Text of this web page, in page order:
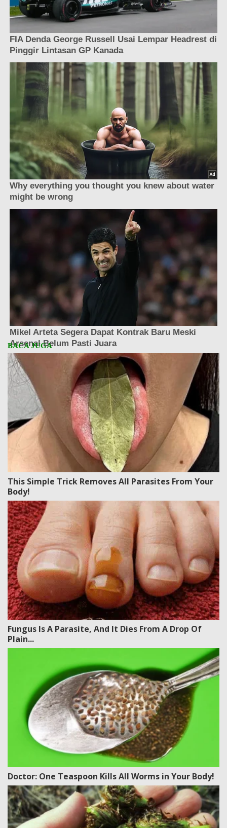
This Simple Trick Removes All Parasites From Your
Body!
Fungus Is A Parasite, And It Dies From A Drop Of
Plain...
Doctor: One Teaspoon Kills All Worms in Your Body!